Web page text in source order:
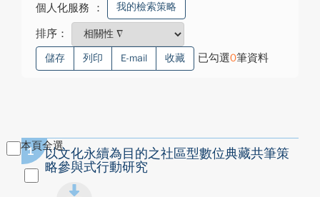
個人化服務 ： 我的檢索策略
排序：
儲存 列印 E-mail 收藏 已勾選0筆資料
本頁全選
1
以文化永續為目的之社區型數位典藏共筆策
略參與式行動研究